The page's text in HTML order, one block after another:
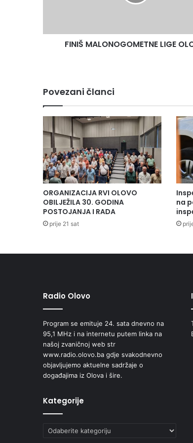
FINIŠ MALONOGOMETNE LIGE
Povezani članci
ORGANIZACIJA RVI OLOVO
OBILJEŽILA 30. GODINA
POSTOJANJA I RADA
prije 21 sat
na
Radio Olovo
Program se emituje 24. sata dnevno na
95,1 MHz i na internetu putem linka na
našoj zvaničnoj web str
www.radio.olovo.ba gdje svakodnevno
objavljujemo aktuelne sadržaje o
događajima iz Olova i šire.
Kategorije
Kategorije